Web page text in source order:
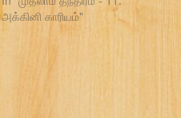
அக்கினி காரியம்"